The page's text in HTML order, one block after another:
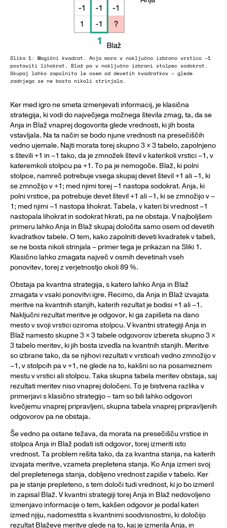
Slika 1: Magični kvadrat. Anja mora v naključno izbrano vrstico –1
postaviti lihokrat, Blaž pa v naključno izbrani stolpec sodokrat.
Skupaj lahko zapolnita le osem od devetih kvadratkov – glede
zadnjega se ne bosta nikoli strinjala.
Ker med igro ne smeta izmenjevati informacij, je klasična
strategija, ki vodi do največjega možnega števila zmag, ta, da se
Anja in Blaž vnaprej dogovorita glede vrednosti, ki jih bosta
vstavljala. Na ta način se bodo njune vrednosti na presečiščih
vedno ujemale. Najti morata torej skupno 3 × 3 tabelo, zapolnjeno
s števili +1 in –1 tako, da je zmnožek števil v katerikoli vrstici –1, v
kateremkoli stolpcu pa +1. To pa je nemogoče. Blaž, ki polni
stolpce, namreč potrebuje vsega skupaj devet števil +1 ali –1, ki
se zmnožijo v +1; med njimi torej –1 nastopa sodokrat. Anja, ki
polni vrstice, pa potrebuje devet števil +1 ali –1, ki se zmnožijo v –
1; med njimi –1 nastopa lihokrat. Tabela, v kateri bi vrednost –1
nastopala lihokrat in sodokrat hkrati, pa ne obstaja. V najboljšem
primeru lahko Anja in Blaž skupaj določita samo osem od devetih
kvadratkov tabele. O tem, kako zapolniti deveti kvadratek v tabeli,
se ne bosta nikoli strinjala – primer tega je prikazan na Sliki 1.
Klasično lahko zmagata največ v osmih devetinah vseh
ponovitev, torej z verjetnostjo okoli 89 %.
Obstaja pa kvantna strategija, s katero lahko Anja in Blaž
zmagata v vsaki ponovitvi igre. Recimo, da Anja in Blaž izvajata
meritve na kvantnih stanjih, katerih rezultat je bodisi +1 ali –1.
Naključni rezultat meritve je odgovor, ki ga zapišeta na dano
mesto v svoji vrstici oziroma stolpcu. V kvantni strategiji Anja in
Blaž namesto skupne 3 × 3 tabele odgovorov izbereta skupno 3 ×
3 tabelo meritev, ki jih bosta izvedla na kvantnih stanjih. Meritve
so izbrane tako, da se njihovi rezultati v vrsticah vedno zmnožijo v
–1, v stolpcih pa v +1, ne glede na to, kakšni so na posameznem
mestu v vrstici ali stolpcu. Taka skupna tabela meritev obstaja, saj
rezultati meritev niso vnaprej določeni. To je bistvena razlika v
primerjavi s klasično strategijo – tam so bili lahko odgovori
kvečjemu vnaprej pripravljeni, skupna tabela vnaprej pripravljenih
odgovorov pa ne obstaja.
Še vedno pa ostane težava, da morata na presečišču vrstice in
stolpca Anja in Blaž podati isti odgovor, torej izmeriti isto
vrednost. Ta problem rešita tako, da za kvantna stanja, na katerih
izvajata meritve, vzameta prepletena stanja. Ko Anja izmeri svoj
del prepletenega stanja, dobljeno vrednost zapiše v tabelo. Ker
pa je stanje prepleteno, s tem določi tudi vrednost, ki jo bo izmeril
in zapisal Blaž. V kvantni strategiji torej Anja in Blaž nedovoljeno
izmenjavo informacije o tem, kakšen odgovor je podal kateri
izmed njiju, nadomestita s kvantnimi soodvisnostmi, ki določijo
rezultat Blaževe meritve glede na to, kaj je izmerila Anja, in